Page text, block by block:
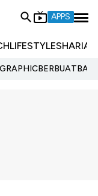
APPS
LIFESTYLESHARIA